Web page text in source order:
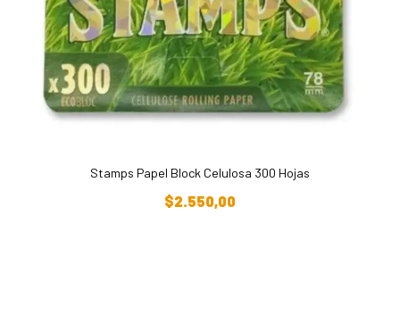
Stamps Papel Block Celulosa 300 Hojas
$2.550,00